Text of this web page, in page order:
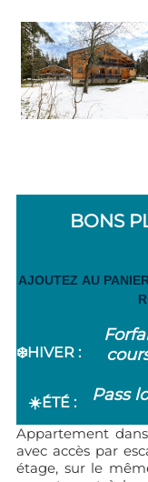
BONS
AJOUTEZ AU
❄️HIVER :
☀️ÉTÉ :
Pass
Appartement
avec accès par
étage, sur le